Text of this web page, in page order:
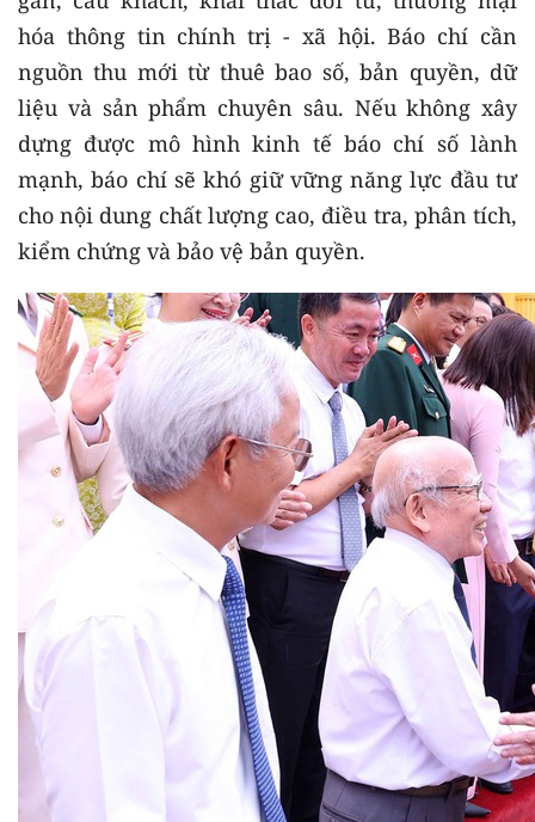
hóa thông tin chính trị - xã hội. Báo chí cần
nguồn thu mới từ thuê bao số, bản quyền, dữ
liệu và sản phẩm chuyên sâu. Nếu không xây
dựng được mô hình kinh tế báo chí số lành
mạnh, báo chí sẽ khó giữ vững năng lực đầu tư
cho nội dung chất lượng cao, điều tra, phân tích,
kiểm chứng và bảo vệ bản quyền.